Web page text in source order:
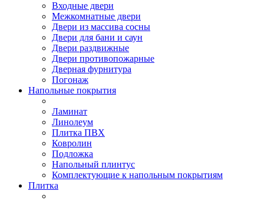
Входные двери
Межкомнатные двери
Двери из массива сосны
Двери для бани и саун
Двери раздвижные
Двери противопожарные
Дверная фурнитура
Погонаж
Напольные покрытия
Ламинат
Линолеум
Плитка ПВХ
Ковролин
Подложка
Напольный плинтус
Комплектующие к напольным покрытиям
Плитка